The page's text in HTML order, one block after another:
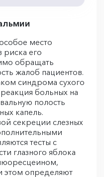
место
риска его
обращать
жалоб пациентов.
синдрома сухого
реакция больных на
полость
капель.
секреции слезных
тесты с
глазного яблока
этом определяют